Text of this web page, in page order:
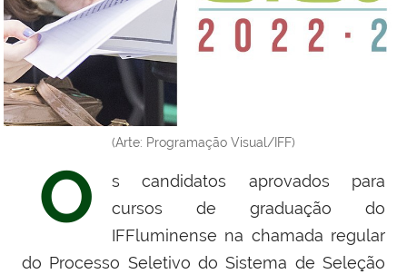
(Arte: Programação Visual/IFF)
O
s candidatos aprovados para
cursos de graduação do
IFFluminense na chamada regular
do Processo Seletivo do Sistema de Seleção